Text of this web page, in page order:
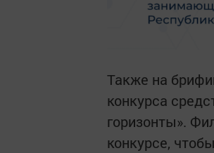
Также на
конкурса
горизонты».
конкурсе,